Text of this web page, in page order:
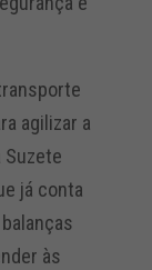
agilizar a
Suzete
já conta
às